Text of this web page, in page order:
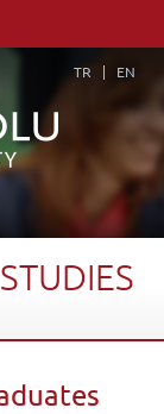
TR EN
STUDIES